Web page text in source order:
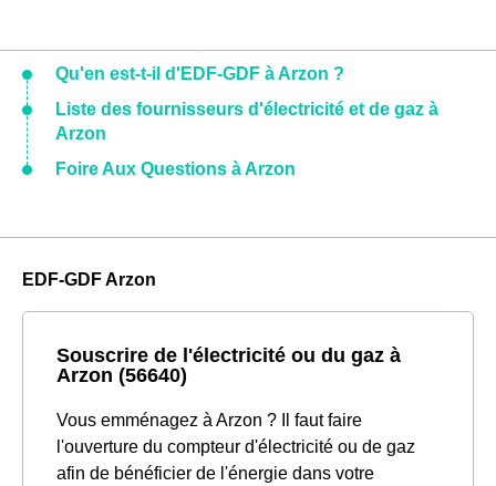
Qu'en est-t-il d'EDF-GDF à Arzon ?
Liste des fournisseurs d'électricité et de gaz à
Arzon
Foire Aux Questions à Arzon
EDF-GDF Arzon
Souscrire de l'électricité ou du gaz à
Arzon (56640)
Vous emménagez à Arzon ? Il faut faire
l'ouverture du compteur d'électricité ou de gaz
afin de bénéficier de l'énergie dans votre